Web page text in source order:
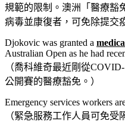
規範的限制。澳洲「醫療豁
病毒並康復者，可免除提交
Djokovic was granted a
Australian Open as he had
（喬科維奇最近剛從
公開賽的醫療豁免。）
Emergency services workers
（緊急服務工作人員可免受